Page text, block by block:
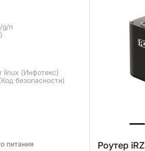
g/n
linux (Инфотекс)
безопасности)
питания
Роутер